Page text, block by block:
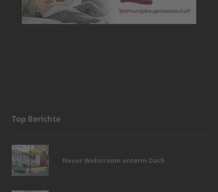
Top Berichte
Neuer Wohnraum unterm Dach